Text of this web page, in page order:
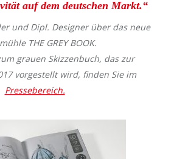
auf dem deutschen Markt.“
und Dipl. Designer über das neue
THE GREY BOOK.
grauen Skizzenbuch, das zur
vorgestellt wird, finden Sie im
Pressebereich.